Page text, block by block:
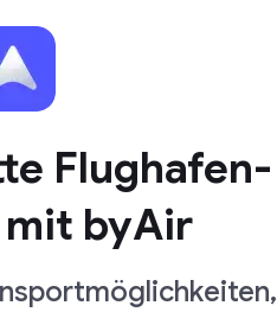
Flughafen-
mit byAir